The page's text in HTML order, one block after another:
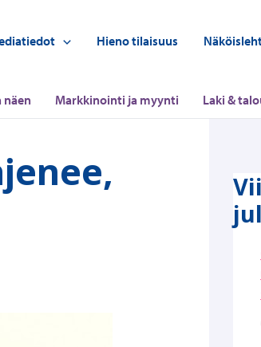
Hieno tilaisuus
näen Markkinointi ja myynti Laki &